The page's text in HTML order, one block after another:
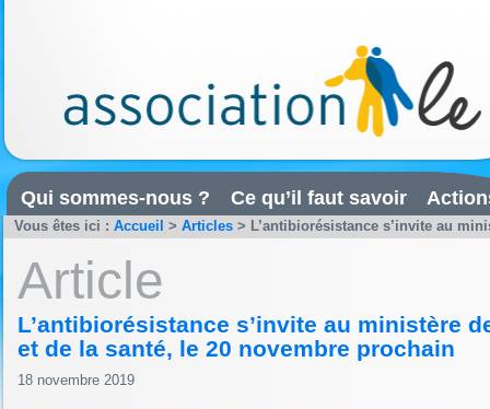
Qui sommes-nous ? Ce qu’il faut savoir
Vous êtes ici : Accueil > Articles > L’antibiorésistance s’invite au
Article
L’antibiorésistance s’invite au ministère
et de la santé, le 20 novembre prochain
18 novembre 2019